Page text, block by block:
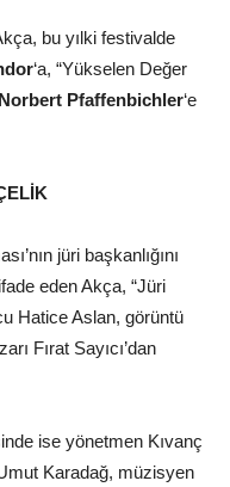
bu yılki festivalde
‘a, “Yükselen Değer
Norbert Pfaffenbichler‘e
jüri başkanlığını
eden Akça, “Jüri
Hatice Aslan, görüntü
Fırat Sayıcı’dan
ise yönetmen Kıvanç
Karadağ, müzisyen